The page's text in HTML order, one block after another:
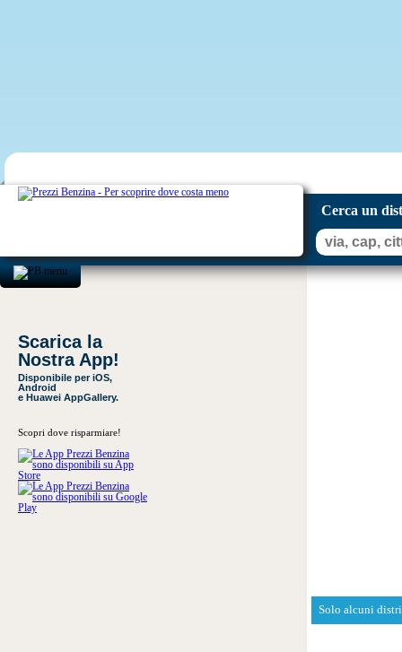
Cerca un
Scarica la
Nostra App!
Disponibile per iOS,
Android
e Huawei AppGallery.
Scopri dove risparmiare!
Solo alcuni